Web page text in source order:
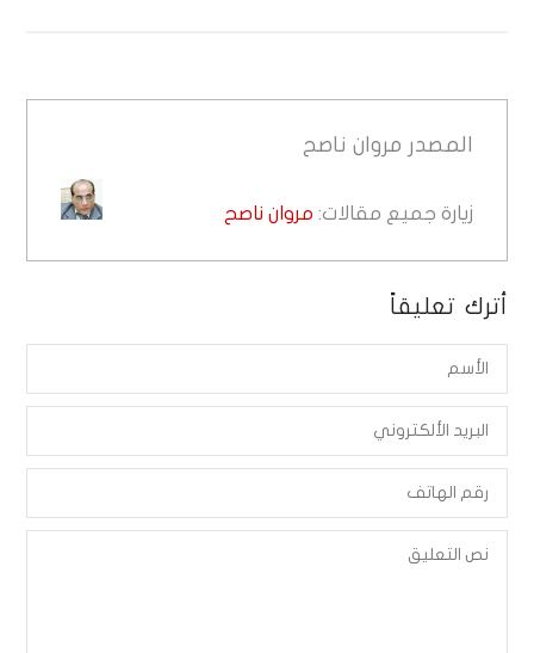
المصدر مروان ناصح
زيارة جميع مقالات: مروان ناصح
أترك تعليقاً